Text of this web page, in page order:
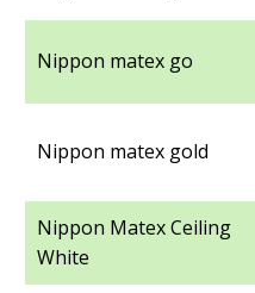
Nippon matex go
Nippon matex gold
Nippon Matex Ceiling
White